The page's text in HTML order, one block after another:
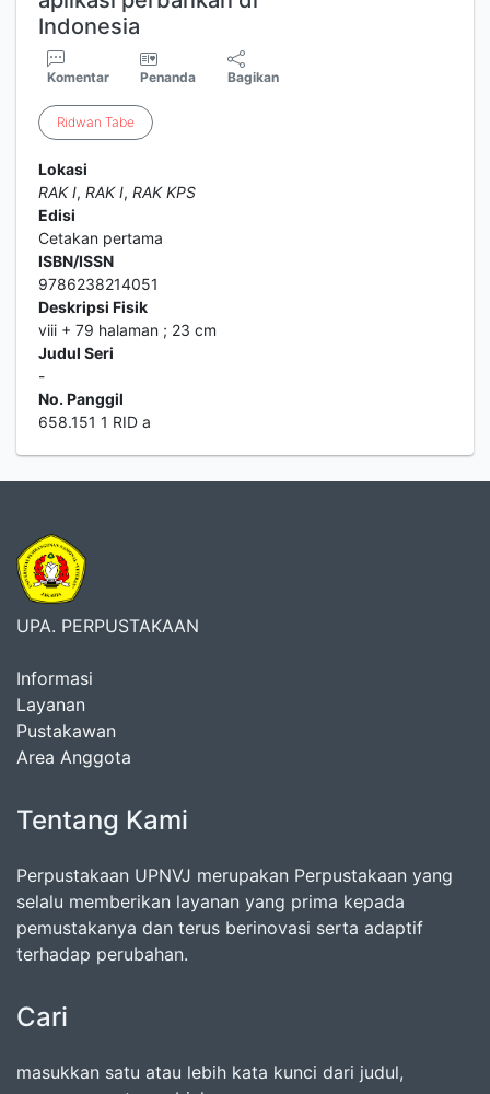
Indonesia
Komentar Penanda Bagikan
Ridwan Tabe
Lokasi
RAK I, RAK I, RAK KPS
Edisi
Cetakan pertama
ISBN/ISSN
9786238214051
Deskripsi Fisik
viii + 79 halaman ; 23 cm
Judul Seri
-
No. Panggil
658.151 1 RID a
UPA. PERPUSTAKAAN
Informasi
Layanan
Pustakawan
Area Anggota
Tentang Kami
Perpustakaan UPNVJ merupakan Perpustakaan yang
selalu memberikan layanan yang prima kepada
pemustakanya dan terus berinovasi serta adaptif
terhadap perubahan.
Cari
masukkan satu atau lebih kata kunci dari judul,